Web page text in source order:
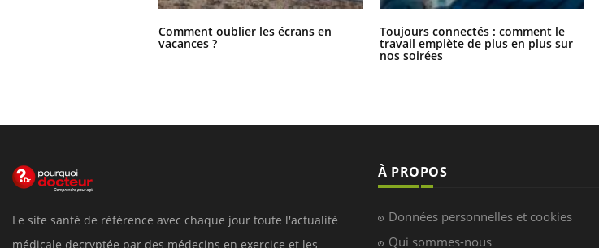
Comment oublier les écrans en
vacances ?
Toujours connectés : comment le
travail empiète de plus en plus sur
nos soirées
Le site santé de référence avec chaque jour toute l'actualité
médicale decryptée par des médecins en exercice et les
À PROPOS
Données personnelles et cookies
Qui sommes-nous